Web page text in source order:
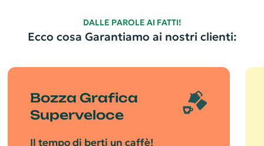
DALLE PAROLE AI FATTI!
Ecco cosa Garantiamo ai nostri clienti:
Bozza Grafica
Superveloce
Il tempo di berti un caffè!